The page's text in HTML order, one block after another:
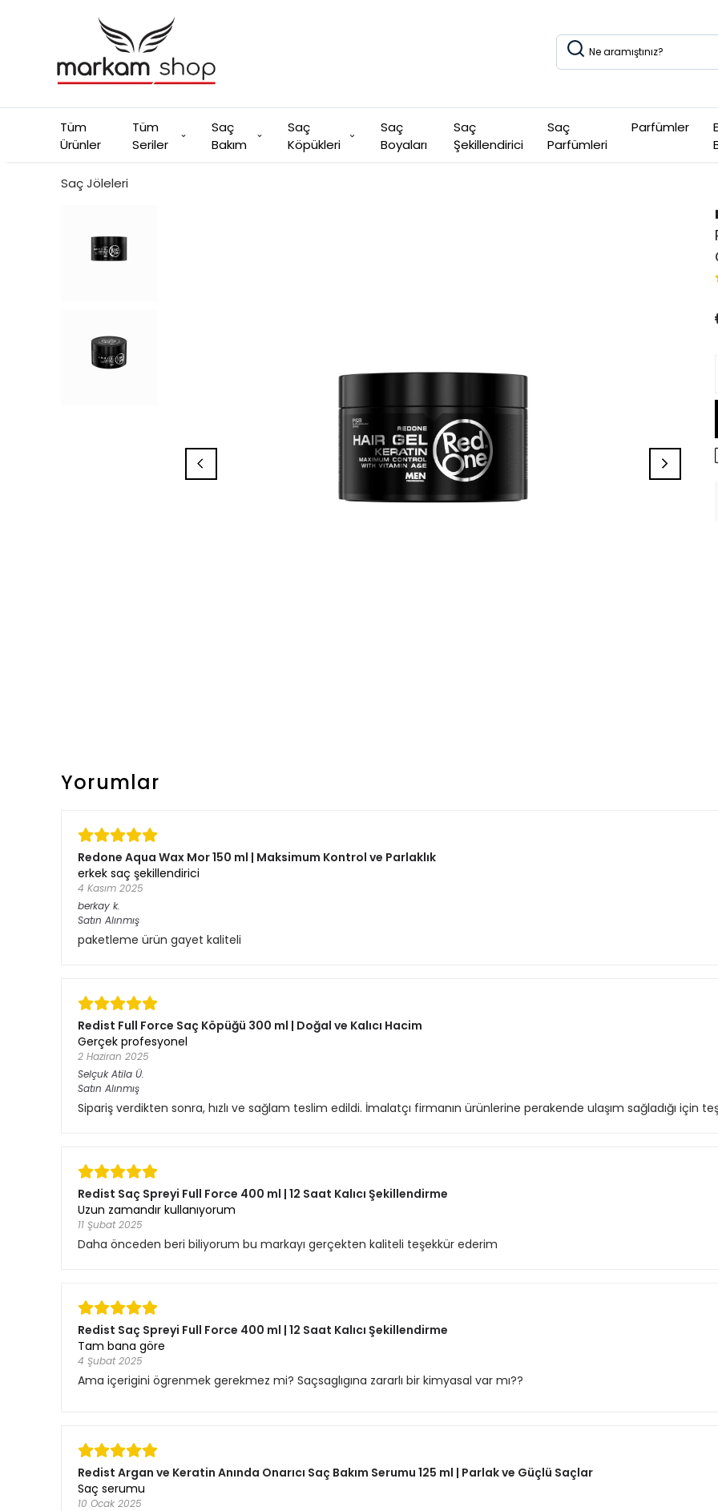
Tüm
Ürünler
Tüm
Seriler
Saç
Bakım
Saç
Köpükleri
Saç
Boyaları
Saç
Şekillendirici
Saç
Parfümleri
Parfümler
Saç Jöleleri
Yorumlar
Redone Aqua Wax Mor 150 ml | Maksimum Kontrol ve Parlaklık
erkek saç şekillendirici
4 Kasım 2025
berkay k.
Satın Alınmış
paketleme ürün gayet kaliteli
Redist Full Force Saç Köpüğü 300 ml | Doğal ve Kalıcı Hacim
Gerçek profesyonel
2 Haziran 2025
Selçuk Atila Ü.
Satın Alınmış
Sipariş verdikten sonra, hızlı ve sağlam teslim edildi. İmalatçı firmanın ürünlerine perakende ulaşım sağladığı için
Redist Saç Spreyi Full Force 400 ml | 12 Saat Kalıcı Şekillendirme
Uzun zamandır kullanıyorum
11 Şubat 2025
Daha önceden beri biliyorum bu markayı gerçekten kaliteli teşekkür ederim
Redist Saç Spreyi Full Force 400 ml | 12 Saat Kalıcı Şekillendirme
Tam bana göre
4 Şubat 2025
Ama içerigini ögrenmek gerekmez mi? Saçsaglıgına zararlı bir kimyasal var mı??
Redist Argan ve Keratin Anında Onarıcı Saç Bakım Serumu 125 ml | Parlak ve Güçlü Saçlar
Saç serumu
10 Ocak 2025